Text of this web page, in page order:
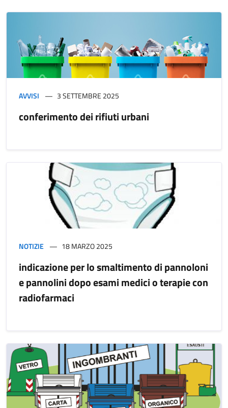
AVVISI 3 SETTEMBRE 2025
conferimento dei rifiuti urbani
NOTIZIE 18 MARZO 2025
indicazione per lo smaltimento di pannoloni
e pannolini dopo esami medici o terapie con
radiofarmaci